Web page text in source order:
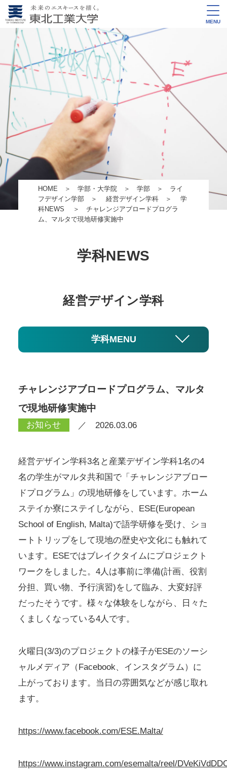
MENU
HOME ＞ 学部・大学院＞ 学部＞ ライ
フデザイン学部＞ 経営デザイン学科＞
学
科NEWS
＞ チャレンジアブロードプログラ
ム、マルタで現地研修実施中
学科NEWS
経営デザイン学科
学科MENU
チャレンジアブロードプログラム、マルタ
で現地研修実施中
お知らせ ／ 2026.03.06
経営デザイン学科3名と産業デザイン学科1名の4
名の学生がマルタ共和国で「チャレンジアブロー
ドプログラム」の現地研修をしています。ホーム
ステイか寮にステイしながら、ESE(European
School of English, Malta)で語学研修を受け、ショ
ートトリップをして現地の歴史や文化にも触れて
います。ESEではブレイクタイムにプロジェクト
ワークをしました。4人は事前に準備(計画、役割
分担、買い物、予行演習)をして臨み、大変好評
だったそうです。様々な体験をしながら、日々た
くましくなっている4人です。
火曜日(3/3)のプロジェクトの様子がESEのソーシ
ャルメディア（Facebook、インスタグラム）に
上がっております。当日の雰囲気などが感じ取れ
ます。
https://www.facebook.com/ESE.Malta/
https://www.instagram.com/esemalta/reel/